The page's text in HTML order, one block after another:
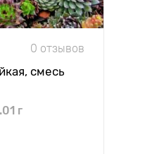
0 отзывов
смесь
г